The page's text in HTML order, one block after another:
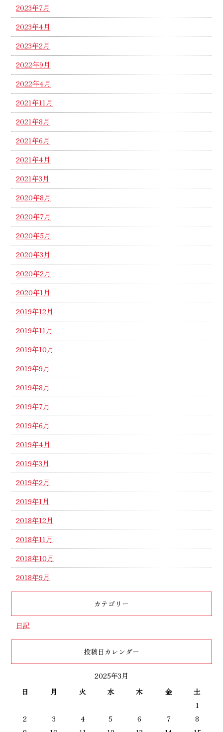
2023年7月
2023年4月
2023年2月
2022年9月
2022年4月
2021年11月
2021年8月
2021年6月
2021年4月
2021年3月
2020年8月
2020年7月
2020年5月
2020年3月
2020年2月
2020年1月
2019年12月
2019年11月
2019年10月
2019年9月
2019年8月
2019年7月
2019年6月
2019年4月
2019年3月
2019年2月
2019年1月
2018年12月
2018年11月
2018年10月
2018年9月
カテゴリー
日記
投稿日カレンダー
2025年3月
日
月 火 水 木 金
土
1
2
3 4 5 6 7
8